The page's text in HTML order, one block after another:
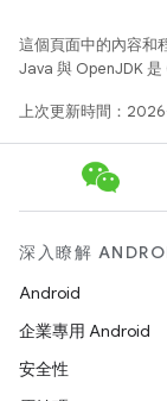
這個頁面中的內容和
Java 與 OpenJDK 是
上次更新時間：
深入瞭解
Android
企業專用 Android
安全性